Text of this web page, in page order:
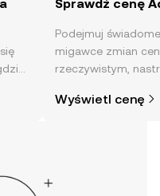
Sprawdź cenę
Podejmuj
migawce zmian
rzeczywistym,
Wyświetl cenę